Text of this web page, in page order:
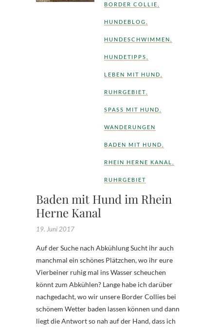
BORDER COLLIE
HUNDEBLOG
HUNDESCHWIMMEN
HUNDETIPPS
LEBEN MIT HUND
RUHRGEBIET
SPASS MIT HUND
WANDERUNGEN
BADEN MIT HUND
RHEIN HERNE KANAL
RUHRGEBIET
Baden mit Hund im Rhein
Herne Kanal
19. Juni 2017
Auf der Suche nach Abkühlung Sucht ihr auch
manchmal ein schönes Plätzchen, wo ihr eure
Vierbeiner ruhig mal ins Wasser scheuchen
könnt zum Abkühlen? Lange habe ich darüber
nachgedacht, wo wir unsere Border Collies bei
schönem Wetter baden lassen können und dann
liegt die Antwort so nah auf der Hand, dass ich